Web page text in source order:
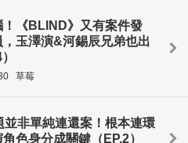
！《BLIND》又有案件發
玉澤演&河錫辰兄弟也出
草莓
並非單純連還案！根本連環
色身分成關鍵（EP.2）